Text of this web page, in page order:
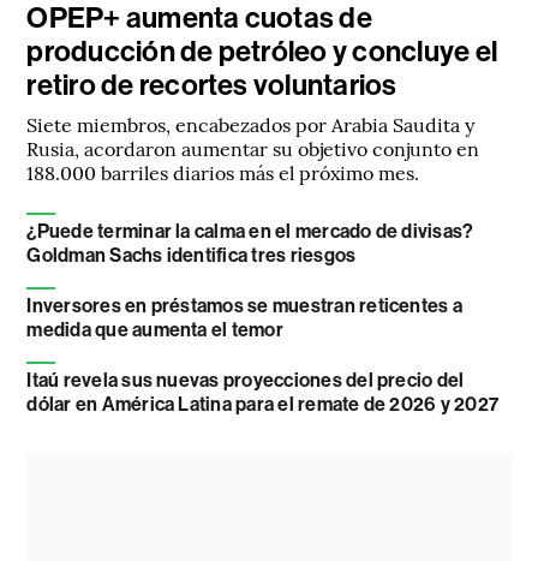
OPEP+ aumenta cuotas de
producción de petróleo y concluye el
retiro de recortes voluntarios
Siete miembros, encabezados por Arabia Saudita y
Rusia, acordaron aumentar su objetivo conjunto en
188.000 barriles diarios más el próximo mes.
¿Puede terminar la calma en el mercado de divisas?
Goldman Sachs identifica tres riesgos
Inversores en préstamos se muestran reticentes a
medida que aumenta el temor
Itaú revela sus nuevas proyecciones del precio del
dólar en América Latina para el remate de 2026 y 2027